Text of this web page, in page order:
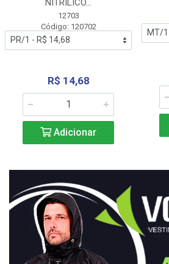
NITRÍLICO...
12703
Código: 120702
R$ 14,68
Adicionar